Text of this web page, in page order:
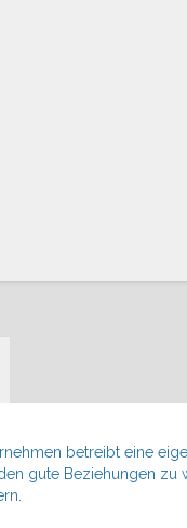
betreibt eine
gute Beziehungen zu